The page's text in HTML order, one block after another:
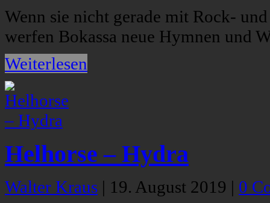
Wenn sie nicht gerade mit Rock-
werfen Bokassa neue Hymnen und
Weiterlesen
Helhorse – Hydra
Walter Kraus | 19. August 2019 | 0